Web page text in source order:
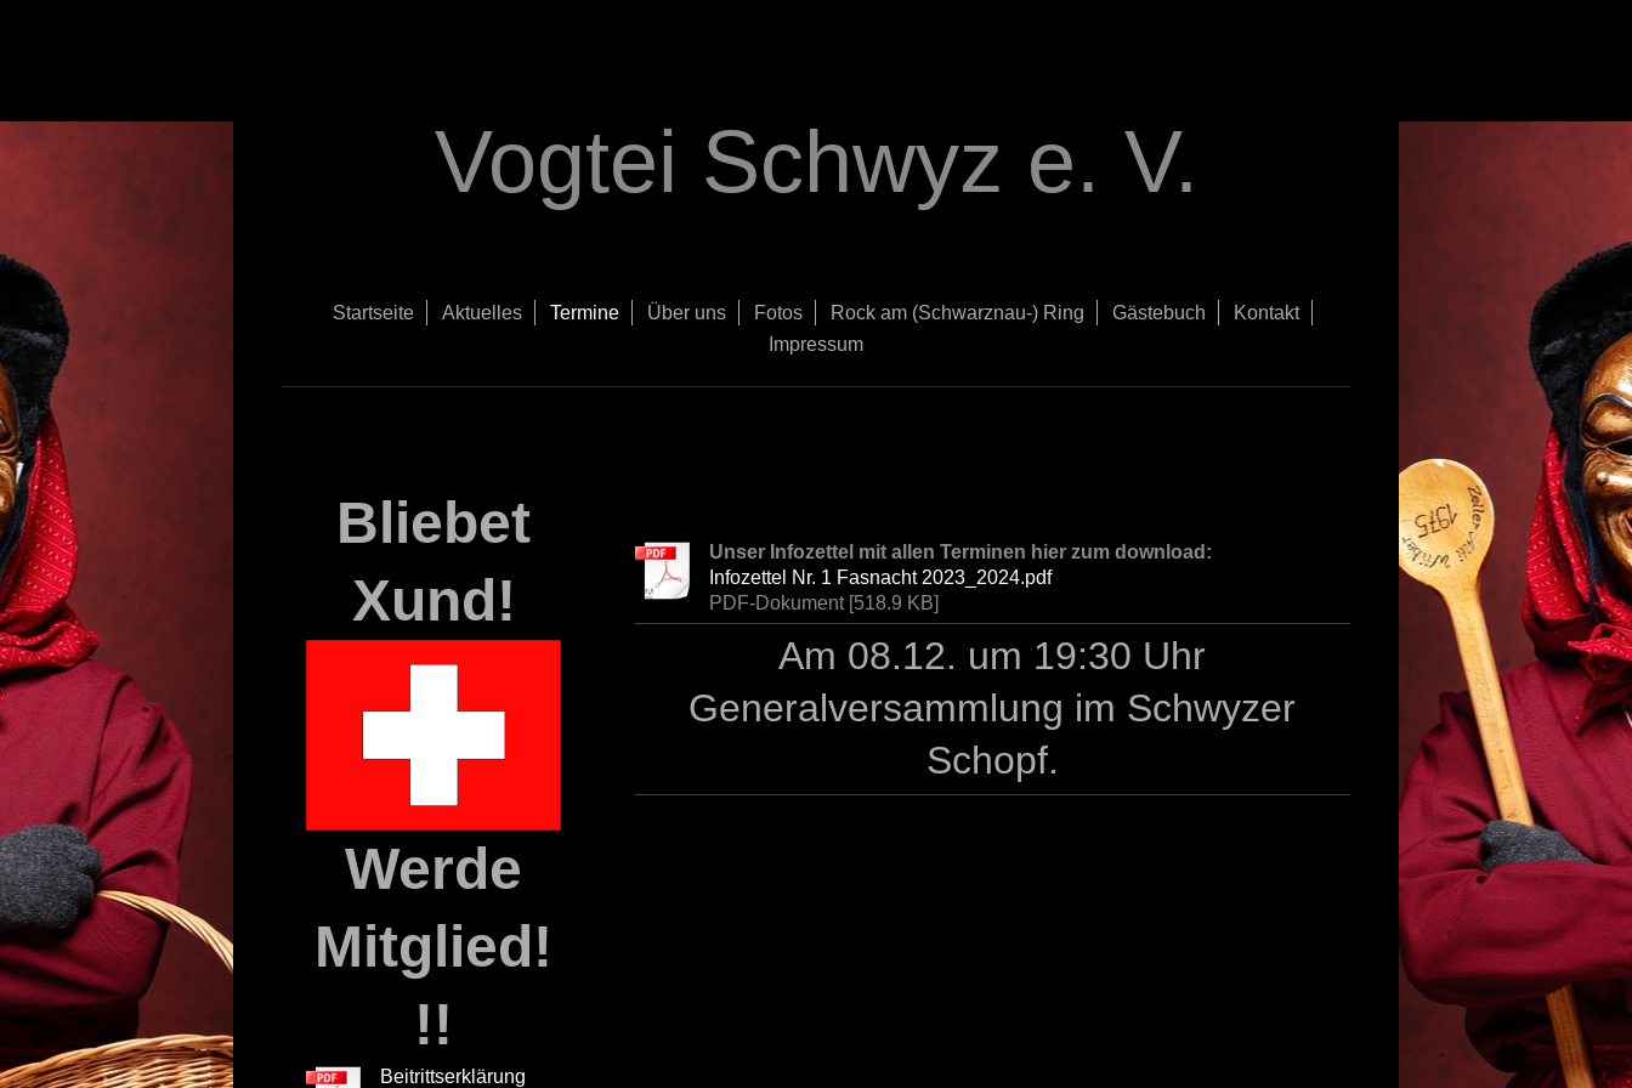
Vogtei Schwyz e. V.
Startseite Aktuelles Termine Über uns Fotos Rock am (Schwarznau-) Ring Gästebuch
Kontakt
Impressum
Unser Infozettel mit allen Terminen hier zum download:
Infozettel Nr. 1 Fasnacht 2023_2024.pdf
PDF-Dokument [518.9 KB]
Am 08.12. um 19:30 Uhr
Generalversammlung im Schwyzer
Schopf.
Bliebet
Xund!
Werde
Mitglied!
!!
Beitrittserklärung